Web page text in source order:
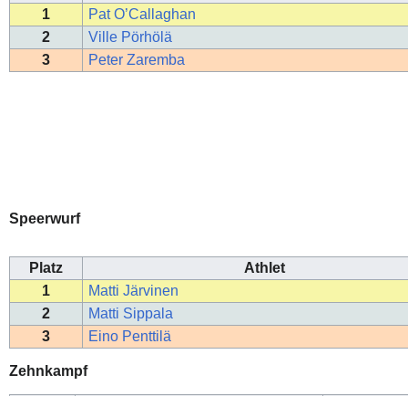
1
Pat O’Callaghan
2
Ville Pörhölä
3
Peter Zaremba
Speerwurf
Platz
Athlet
1
Matti Järvinen
2
Matti Sippala
3
Eino Penttilä
Zehnkampf